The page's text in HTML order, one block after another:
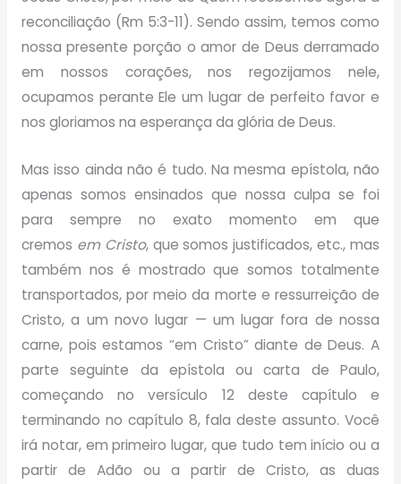
reconciliação (Rm 5:3-11). Sendo assim, temos como
nossa presente porção o amor de Deus derramado
em nossos corações, nos regozijamos nele,
ocupamos perante Ele um lugar de perfeito favor e
nos gloriamos na esperança da glória de Deus.
Mas isso ainda não é tudo. Na mesma epístola, não
apenas somos ensinados que nossa culpa se foi
para sempre no exato momento em que
cremos em Cristo, que somos justificados, etc., mas
também nos é mostrado que somos totalmente
transportados, por meio da morte e ressurreição de
Cristo, a um novo lugar — um lugar fora de nossa
carne, pois estamos “em Cristo” diante de Deus. A
parte seguinte da epístola ou carta de Paulo,
começando no versículo 12 deste capítulo e
terminando no capítulo 8, fala deste assunto. Você
irá notar, em primeiro lugar, que tudo tem início ou a
partir de Adão ou a partir de Cristo, as duas